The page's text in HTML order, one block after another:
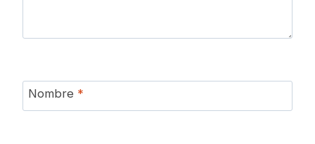
Nombre *